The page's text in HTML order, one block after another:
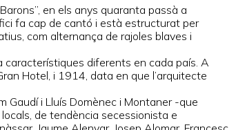
en els anys quaranta passà a
fa cap de cantó i està estructurat per
com alternança de rajoles blaves i
característiques diferents en cada país. A
Hotel, i 1914, data en que l’arquitecte
Gaudí i Lluís Domènec i Montaner -que
de tendència secessionista e